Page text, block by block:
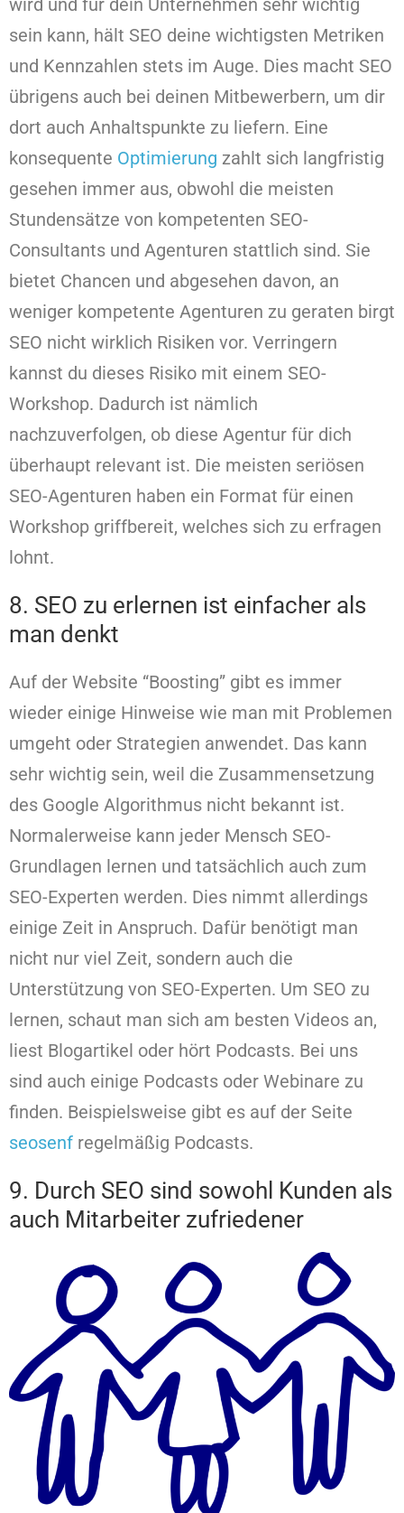
sein kann, hält SEO deine wichtigsten Metriken
und Kennzahlen stets im Auge. Dies macht SEO
übrigens auch bei deinen Mitbewerbern, um dir
dort auch Anhaltspunkte zu liefern. Eine
konsequente Optimierung zahlt sich langfristig
gesehen immer aus, obwohl die meisten
Stundensätze von kompetenten SEO-
Consultants und Agenturen stattlich sind. Sie
bietet Chancen und abgesehen davon, an
weniger kompetente Agenturen zu geraten birgt
SEO nicht wirklich Risiken vor. Verringern
kannst du dieses Risiko mit einem SEO-
Workshop. Dadurch ist nämlich
nachzuverfolgen, ob diese Agentur für dich
überhaupt relevant ist. Die meisten seriösen
SEO-Agenturen haben ein Format für einen
Workshop griffbereit, welches sich zu erfragen
lohnt.
8. SEO zu erlernen ist einfacher als
man denkt
Auf der Website “Boosting” gibt es immer
wieder einige Hinweise wie man mit Problemen
umgeht oder Strategien anwendet. Das kann
sehr wichtig sein, weil die Zusammensetzung
des Google Algorithmus nicht bekannt ist.
Normalerweise kann jeder Mensch SEO-
Grundlagen lernen und tatsächlich auch zum
SEO-Experten werden. Dies nimmt allerdings
einige Zeit in Anspruch. Dafür benötigt man
nicht nur viel Zeit, sondern auch die
Unterstützung von SEO-Experten. Um SEO zu
lernen, schaut man sich am besten Videos an,
liest Blogartikel oder hört Podcasts. Bei uns
sind auch einige Podcasts oder Webinare zu
finden. Beispielsweise gibt es auf der Seite
seosenf regelmäßig Podcasts.
9. Durch SEO sind sowohl Kunden als
auch Mitarbeiter zufriedener